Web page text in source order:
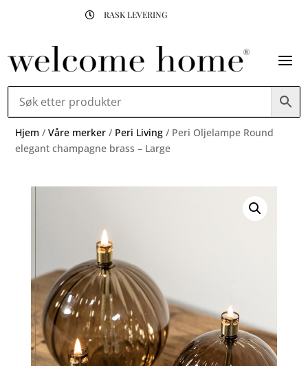
 RASK LEVERING
Hjem /Våre merker / Peri Living / Peri Oljelampe Round
elegant champagne brass – Large